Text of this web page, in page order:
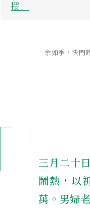
授」
余如季，快門
三月二十
鬧熱，以
萬。男婦